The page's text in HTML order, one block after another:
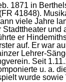
1871 in
(FR 41848).
viele Jahre
Stadttheater und
er
auf. Er war
Lehrer-
Seit
u. a.
wurde sowie